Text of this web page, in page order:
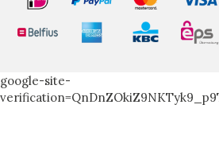
google-site-